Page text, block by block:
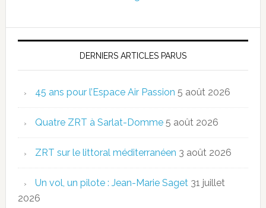
DERNIERS ARTICLES PARUS
45 ans pour l’Espace Air Passion 5 août 2026
Quatre ZRT à Sarlat-Domme 5 août 2026
ZRT sur le littoral méditerranéen 3 août 2026
Un vol, un pilote : Jean-Marie Saget 31 juillet
2026